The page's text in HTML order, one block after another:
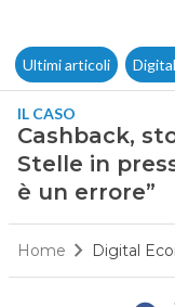
Ultimi articoli
IL CASO
Cashback,
Stelle in
è un errore”
Home Digital